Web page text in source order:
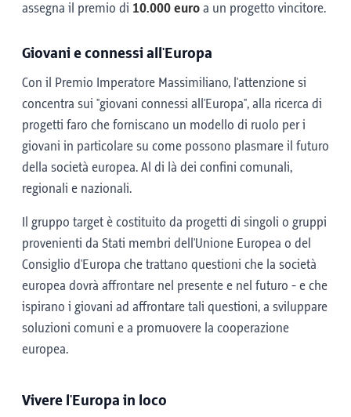
assegna il premio di 10.000 euro a un progetto vincitore.
Giovani e connessi all'Europa
Con il Premio Imperatore Massimiliano, l'attenzione si
concentra sui "giovani connessi all'Europa", alla ricerca di
progetti faro che forniscano un modello di ruolo per i
giovani in particolare su come possono plasmare il futuro
della società europea. Al di là dei confini comunali,
regionali e nazionali.
Il gruppo target è costituito da progetti di singoli o gruppi
provenienti da Stati membri dell'Unione Europea o del
Consiglio d'Europa che trattano questioni che la società
europea dovrà affrontare nel presente e nel futuro - e che
ispirano i giovani ad affrontare tali questioni, a sviluppare
soluzioni comuni e a promuovere la cooperazione
europea.
Vivere l'Europa in loco